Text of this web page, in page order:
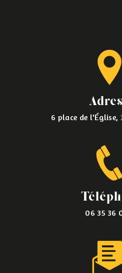
6 place de l'Église,
06 35 36